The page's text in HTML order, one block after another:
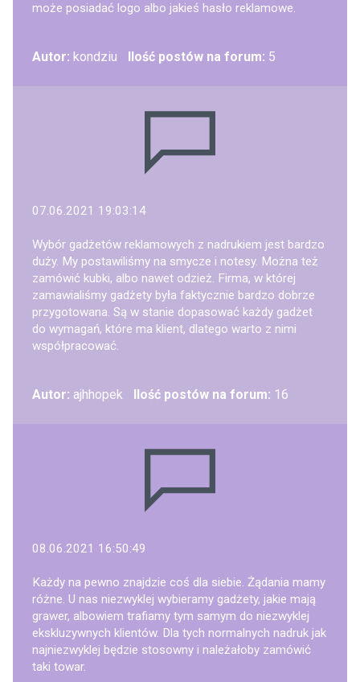
może posiadać logo albo jakieś hasło reklamowe.
Autor: kondziu Ilość postów na forum: 5
07.06.2021 19:03:14
Wybór gadżetów reklamowych z nadrukiem jest bardzo
duży. My postawiliśmy na smycze i notesy. Można też
zamówić kubki, albo nawet odzież. Firma, w której
zamawialiśmy gadżety była faktycznie bardzo dobrze
przygotowana. Są w stanie dopasować każdy gadżet
do wymagań, które ma klient, dlatego warto z nimi
współpracować.
Autor: ajhhopek Ilość postów na forum: 16
08.06.2021 16:50:49
Każdy na pewno znajdzie coś dla siebie. Żądania mamy
różne. U nas niezwyklej wybieramy gadżety, jakie mają
grawer, albowiem trafiamy tym samym do niezwyklej
ekskluzywnych klientów. Dla tych normalnych nadruk jak
najniezwyklej będzie stosowny i należałoby zamówić
taki towar.